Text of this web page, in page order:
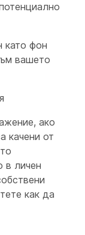
като фон
вашето
ако
качени от
в личен
как да